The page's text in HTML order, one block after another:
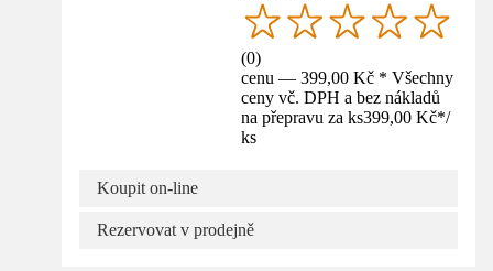
(0)
cenu — 399,00 Kč * Všechny
ceny vč. DPH a bez nákladů
na přepravu za ks399,00 Kč*/
ks
Koupit on-line
Rezervovat v prodejně